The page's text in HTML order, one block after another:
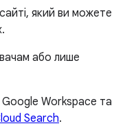
який ви можете
або лише
Workspace та
Search.